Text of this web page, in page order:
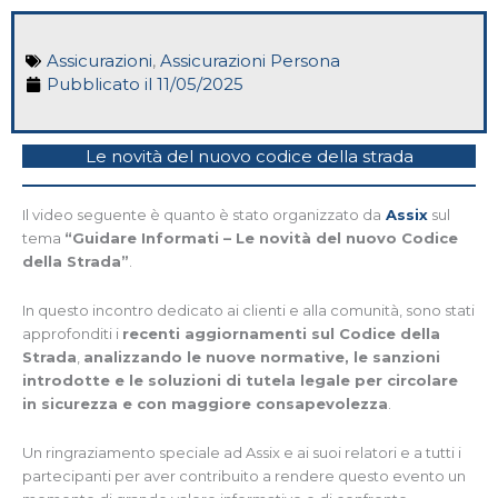
Assicurazioni, Assicurazioni Persona
Pubblicato il 11/05/2025
Le novità del nuovo codice della strada
Il video seguente è quanto è stato organizzato da Assix sul
tema “Guidare Informati – Le novità del nuovo Codice
della Strada”
In questo incontro dedicato ai clienti e alla comunità, sono stati
approfonditi i recenti aggiornamenti sul Codice della
Strada analizzando le nuove normative, le sanzioni
introdotte e le soluzioni di tutela legale per circolare
in sicurezza e con maggiore consapevolezza
Un ringraziamento speciale ad Assix e ai suoi relatori e a tutti i
partecipanti per aver contribuito a rendere questo evento un